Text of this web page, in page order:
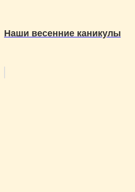
Наши весенние каникулы